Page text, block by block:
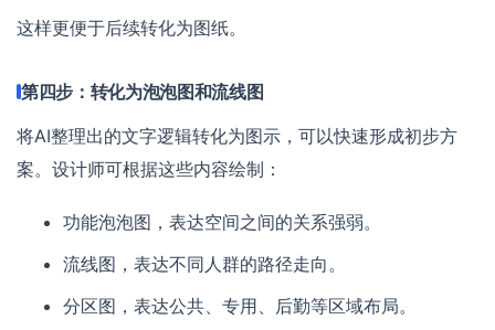
这样更便于后续转化为图纸。
第四步：转化为泡泡图和流线图
将AI整理出的文字逻辑转化为图示，可以快速形成初步方
案。设计师可根据这些内容绘制：
功能泡泡图，表达空间之间的关系强弱。
流线图，表达不同人群的路径走向。
分区图，表达公共、专用、后勤等区域布局。